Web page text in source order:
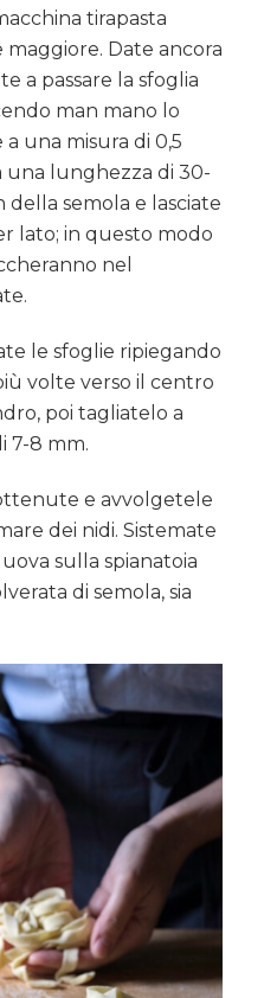
tirapasta
Date ancora
a passare la sfoglia
man mano lo
una misura di 0,5
una lunghezza di 30-
della semola e lasciate
lato; in questo modo
nel
le sfoglie ripiegando
volte verso il centro
poi tagliatelo a
7-8 mm.
e avvolgetele
dei nidi. Sistemate
sulla spianatoia
di semola, sia